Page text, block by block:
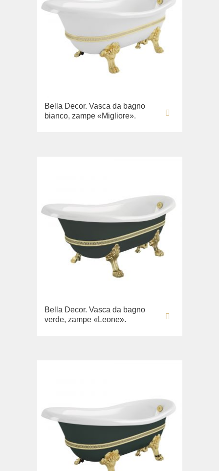
Bella Decor. Vasca da bagno
bianco, zampe «Migliore».
Bella Decor. Vasca da bagno
verde, zampe «Leone».